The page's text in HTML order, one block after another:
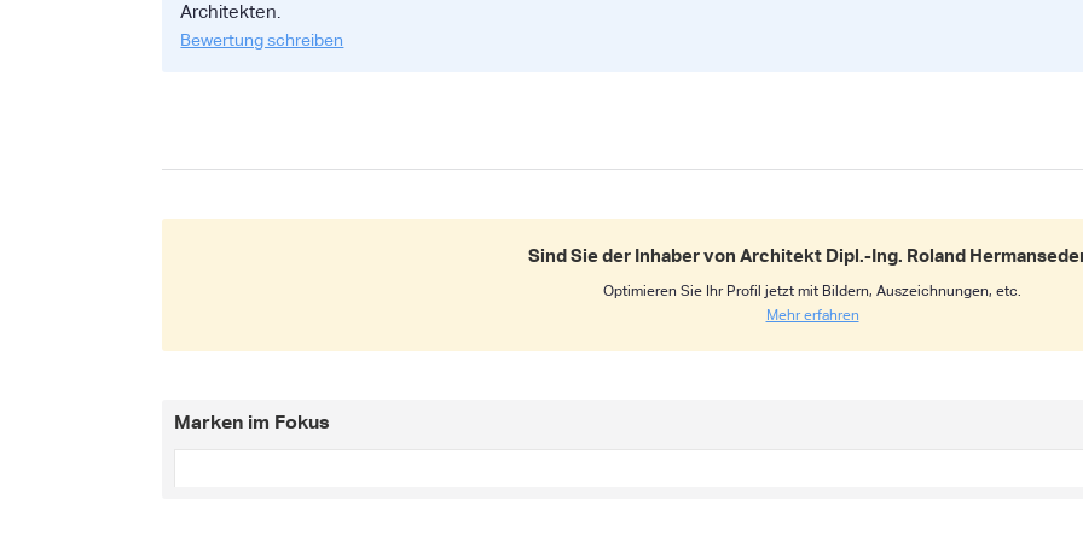
Architekten.
Bewertung schreiben
Sind Sie der Inhaber von Architekt Dipl.-Ing. Roland
Optimieren Sie Ihr Profil jetzt mit Bildern, Auszeichnungen, etc.
Mehr erfahren
Marken im Fokus